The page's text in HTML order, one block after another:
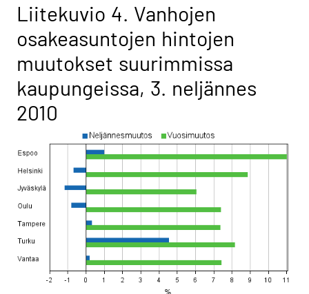
Liitekuvio 4. Vanhojen
osakeasuntojen hintojen
muutokset suurimmissa
kaupungeissa, 3. neljännes
2010